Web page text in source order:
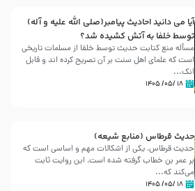
آیا می دانید احادیث پیامبر(صلی الله علیه و آله)
توسط خلفا به آتش کشیده شد؟
مسأله منع کتابت حدیث توسط خلفا از مسلمات تاریخی
است که علمای اهل سنت بر آن تصریح کرده اند و قابل
انک...
۱۸ /۰۵/ ۱۴۰۵
حدیث قرطاس (منابع شیعه)
حدیث قرطاس، یکی از اشکالات مهم و اساسی است که
بر عمر بن خطاب گرفته شده است، این روایت ثابت
می‌کند که...
۱۸ /۰۵/ ۱۴۰۵